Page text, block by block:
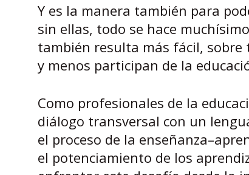
Y es la manera también para
sin ellas, todo se hace
también resulta más fácil, sobre
y menos participan de la
Como profesionales de la
diálogo transversal con un
el proceso de la
el potenciamiento de los